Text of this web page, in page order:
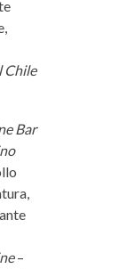
Chile
Bar
–